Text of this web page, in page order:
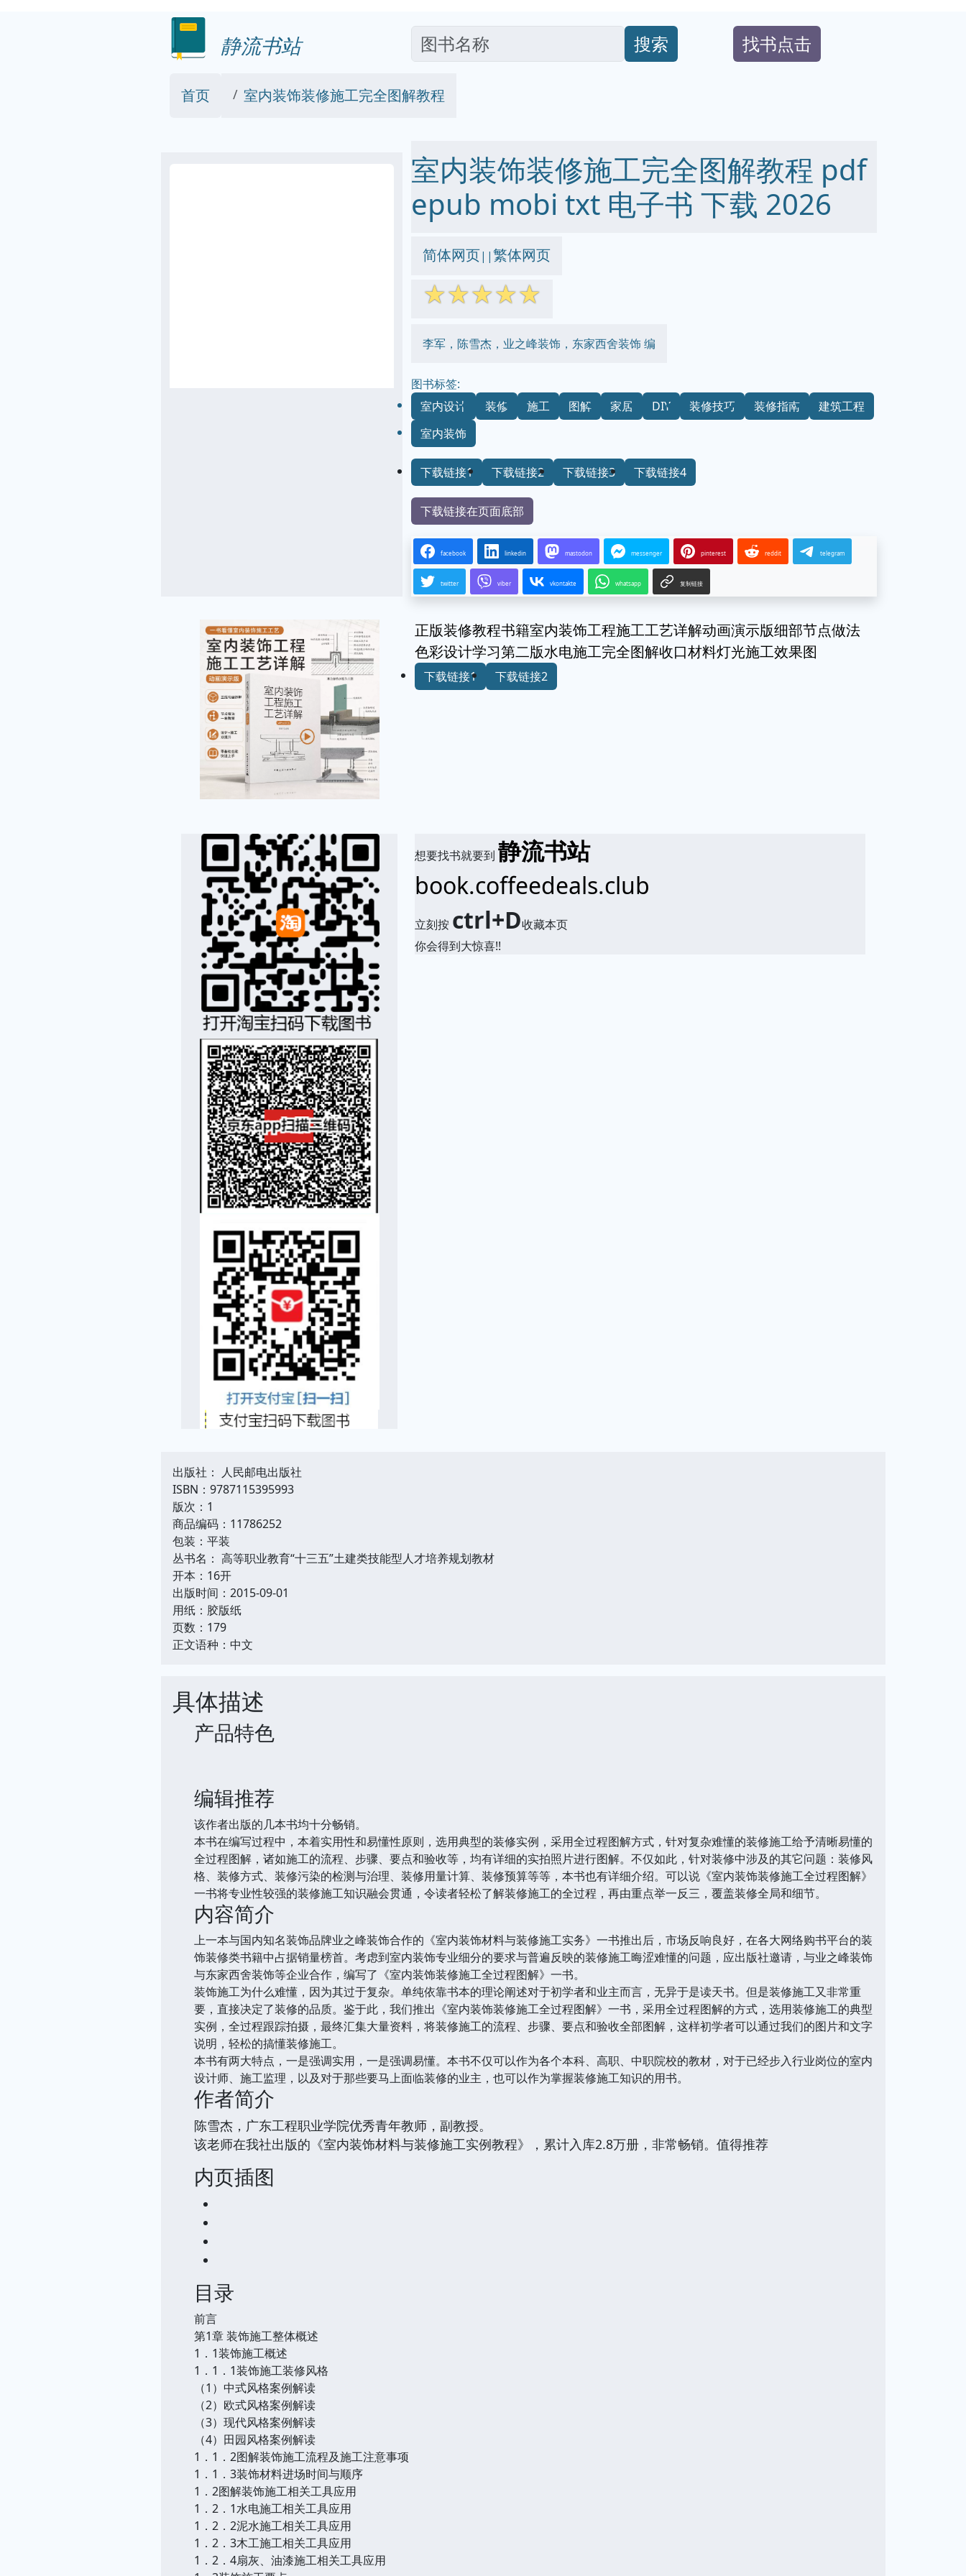
静流书站 搜索 找书点击
首页 室内装饰装修施工完全图解教程
室内装饰装修施工完全图解教程 pdf
epub mobi txt 电子书 下载 2026
简体网页||繁体网页
☆☆☆☆☆
李军，陈雪杰，业之峰装饰，东家西舍装饰 编
图书标签:
室内设计
装修 施工 图解 家居 DIY 装修技巧 装修指南
建筑工程
室内装饰
下载链接1 下载链接2 下载链接3 下载链接4
下载链接在页面底部
facebook linkedin mastodon messenger pinterest reddit telegram
twitter viber vkontakte whatsapp 复制链接
正版装修教程书籍室内装饰工程施工工艺详解动画演示版细部节点做法
色彩设计学习第二版水电施工完全图解收口材料灯光施工效果图
下载链接1 下载链接2
想要找书就要到静流书站
book.coffeedeals.club
立刻按 ctrl+D收藏本页
你会得到大惊喜!!
出版社： 人民邮电出版社
ISBN：9787115395993
版次：1
商品编码：11786252
包装：平装
丛书名： 高等职业教育“十三五”土建类技能型人才培养规划教材
开本：16开
出版时间：2015-09-01
用纸：胶版纸
页数：179
正文语种：中文
具体描述
产品特色
编辑推荐
该作者出版的几本书均十分畅销。
本书在编写过程中，本着实用性和易懂性原则，选用典型的装修实例，采用全过程图解方式，针对复杂难懂的装修施工给予清晰易懂的
全过程图解，诸如施工的流程、步骤、要点和验收等，均有详细的实拍照片进行图解。不仅如此，针对装修中涉及的其它问题：装修风
格、装修方式、装修污染的检测与治理、装修用量计算、装修预算等等，本书也有详细介绍。可以说《室内装饰装修施工全过程图解》
一书将专业性较强的装修施工知识融会贯通，令读者轻松了解装修施工的全过程，再由重点举一反三，覆盖装修全局和细节。
内容简介
上一本与国内知名装饰品牌业之峰装饰合作的《室内装饰材料与装修施工实务》一书推出后，市场反响良好，在各大网络购书平台的装
饰装修类书籍中占据销量榜首。考虑到室内装饰专业细分的要求与普遍反映的装修施工晦涩难懂的问题，应出版社邀请，与业之峰装饰
与东家西舍装饰等企业合作，编写了《室内装饰装修施工全过程图解》一书。
装饰施工为什么难懂，因为其过于复杂。单纯依靠书本的理论阐述对于初学者和业主而言，无异于是读天书。但是装修施工又非常重
要，直接决定了装修的品质。鉴于此，我们推出《室内装饰装修施工全过程图解》一书，采用全过程图解的方式，选用装修施工的典型
实例，全过程跟踪拍摄，最终汇集大量资料，将装修施工的流程、步骤、要点和验收全部图解，这样初学者可以通过我们的图片和文字
说明，轻松的搞懂装修施工。
本书有两大特点，一是强调实用，一是强调易懂。本书不仅可以作为各个本科、高职、中职院校的教材，对于已经步入行业岗位的室内
设计师、施工监理，以及对于那些要马上面临装修的业主，也可以作为掌握装修施工知识的用书。
作者简介
陈雪杰，广东工程职业学院优秀青年教师，副教授。
该老师在我社出版的《室内装饰材料与装修施工实例教程》，累计入库2.8万册，非常畅销。值得推荐
内页插图
目录
前言
第1章 装饰施工整体概述
1．1装饰施工概述
1．1．1装饰施工装修风格
（1）中式风格案例解读
（2）欧式风格案例解读
（3）现代风格案例解读
（4）田园风格案例解读
1．1．2图解装饰施工流程及施工注意事项
1．1．3装饰材料进场时间与顺序
1．2图解装饰施工相关工具应用
1．2．1水电施工相关工具应用
1．2．2泥水施工相关工具应用
1．2．3木工施工相关工具应用
1．2．4扇灰、油漆施工相关工具应用